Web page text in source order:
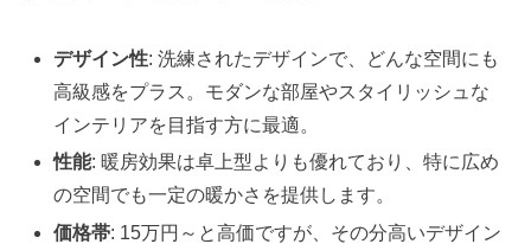
デザイン性: 洗練されたデザインで、どんな空間にも
高級感をプラス。モダンな部屋やスタイリッシュな
インテリアを目指す方に最適。
性能: 暖房効果は卓上型よりも優れており、特に広め
の空間でも一定の暖かさを提供します。
価格帯: 15万円～と高価ですが、その分高いデザイン